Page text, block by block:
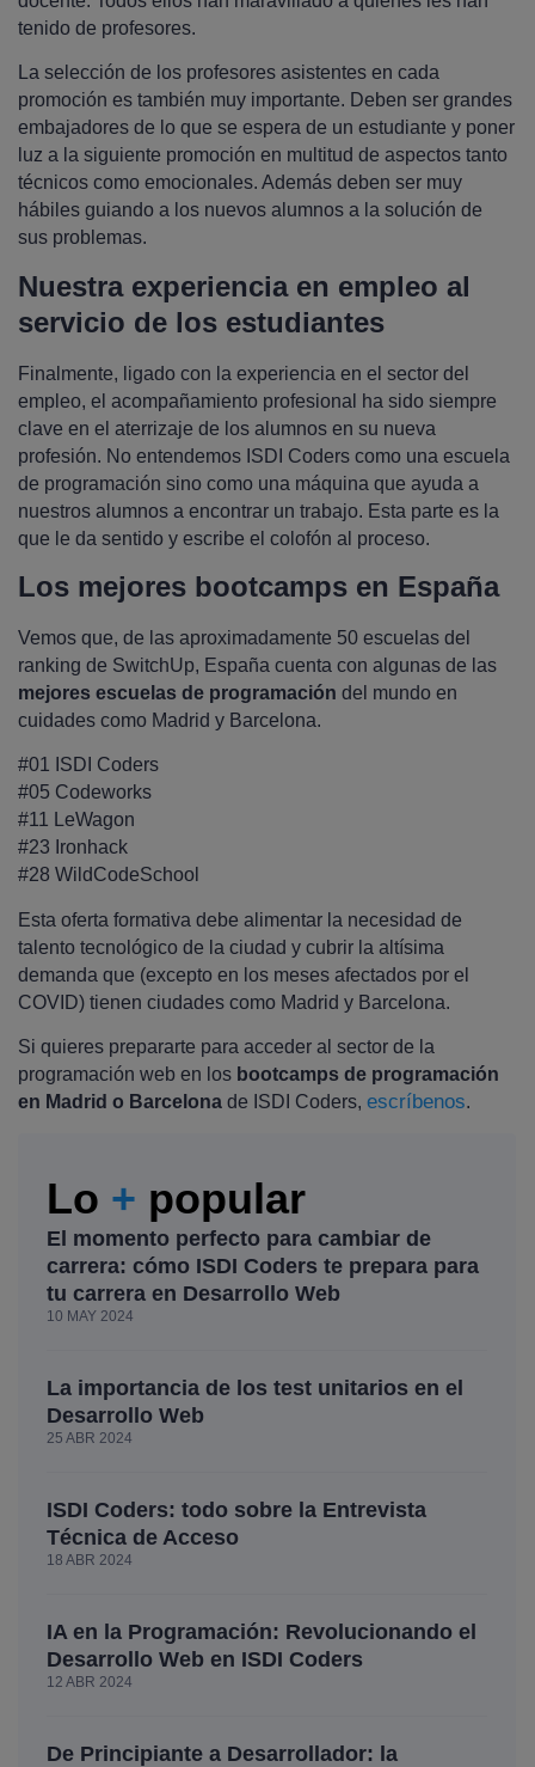
tenido de profesores.
La selección de los profesores asistentes en cada
promoción es también muy importante. Deben ser grandes
embajadores de lo que se espera de un estudiante y poner
luz a la siguiente promoción en multitud de aspectos tanto
técnicos como emocionales. Además deben ser muy
hábiles guiando a los nuevos alumnos a la solución de
sus problemas.
Nuestra experiencia en empleo al
servicio de los estudiantes
Finalmente, ligado con la experiencia en el sector del
empleo, el acompañamiento profesional ha sido siempre
clave en el aterrizaje de los alumnos en su nueva
profesión. No entendemos ISDI Coders como una escuela
de programación sino como una máquina que ayuda a
nuestros alumnos a encontrar un trabajo. Esta parte es la
que le da sentido y escribe el colofón al proceso.
Los mejores bootcamps en España
Vemos que, de las aproximadamente 50 escuelas del
ranking de SwitchUp, España cuenta con algunas de las
mejores escuelas de programación del mundo en
cuidades como Madrid y Barcelona.
#01 ISDI Coders
#05 Codeworks
#11 LeWagon
#23 Ironhack
#28 WildCodeSchool
Esta oferta formativa debe alimentar la necesidad de
talento tecnológico de la ciudad y cubrir la altísima
demanda que (excepto en los meses afectados por el
COVID) tienen ciudades como Madrid y Barcelona.
Si quieres prepararte para acceder al sector de la
programación web en los bootcamps de programación
en Madrid o Barcelona de ISDI Coders, escríbenos.
Lo + popular
El momento perfecto para cambiar de
carrera: cómo ISDI Coders te prepara para
tu carrera en Desarrollo Web
10 MAY 2024
La importancia de los test unitarios en el
Desarrollo Web
25 ABR 2024
ISDI Coders: todo sobre la Entrevista
Técnica de Acceso
18 ABR 2024
IA en la Programación: Revolucionando el
Desarrollo Web en ISDI Coders
12 ABR 2024
De Principiante a Desarrollador: la